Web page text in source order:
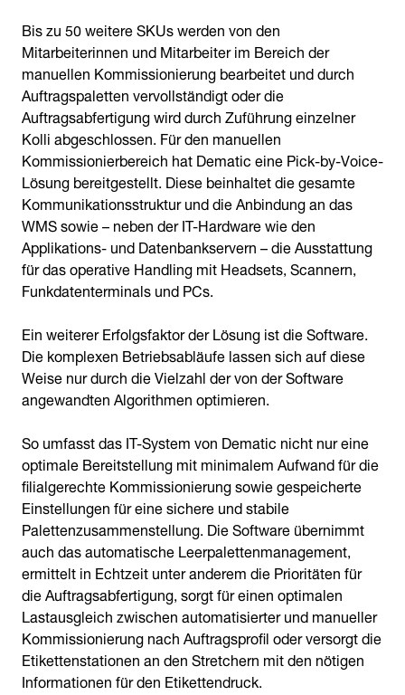
Bis zu 50 weitere SKUs werden von den
Mitarbeiterinnen und Mitarbeiter im Bereich der
manuellen Kommissionierung bearbeitet und durch
Auftragspaletten vervollständigt oder die
Auftragsabfertigung wird durch Zuführung einzelner
Kolli abgeschlossen. Für den manuellen
Kommissionierbereich hat Dematic eine Pick-by-Voice-
Lösung bereitgestellt. Diese beinhaltet die gesamte
Kommunikationsstruktur und die Anbindung an das
WMS sowie – neben der IT-Hardware wie den
Applikations- und Datenbankservern – die Ausstattung
für das operative Handling mit Headsets, Scannern,
Funkdatenterminals und PCs.
Ein weiterer Erfolgsfaktor der Lösung ist die Software.
Die komplexen Betriebsabläufe lassen sich auf diese
Weise nur durch die Vielzahl der von der Software
angewandten Algorithmen optimieren.
So umfasst das IT-System von Dematic nicht nur eine
optimale Bereitstellung mit minimalem Aufwand für die
filialgerechte Kommissionierung sowie gespeicherte
Einstellungen für eine sichere und stabile
Palettenzusammenstellung. Die Software übernimmt
auch das automatische Leerpalettenmanagement,
ermittelt in Echtzeit unter anderem die Prioritäten für
die Auftragsabfertigung, sorgt für einen optimalen
Lastausgleich zwischen automatisierter und manueller
Kommissionierung nach Auftragsprofil oder versorgt die
Etikettenstationen an den Stretchern mit den nötigen
Informationen für den Etikettendruck.